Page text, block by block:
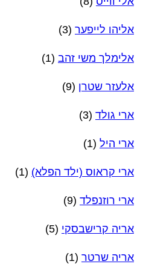
אליהו לייפער (3)
אלימלך משי זהב (1)
אלעזר שטרן (9)
ארי גולד (3)
ארי היל (1)
ארי קראוס (ילד הפלא) (1)
ארי רוזנפלד (9)
אריה קרישבסקי (5)
אריה שרטר (1)